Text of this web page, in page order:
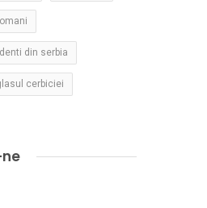
din serbia
cerbiciei